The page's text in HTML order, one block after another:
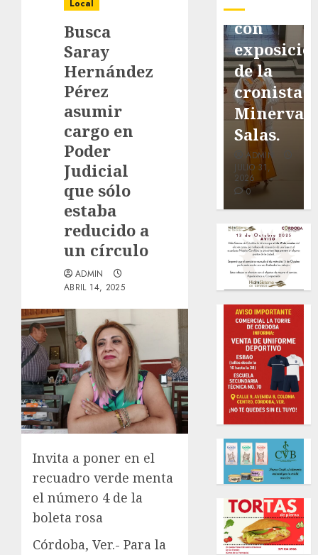
Local
Busca
Saray
Hernández
Pérez
asumir
cargo en
Poder
Judicial
que sólo
estaba
reducido a
un círculo
ADMIN
ABRIL 14, 2025
Invita a poner en el
recuadro verde menta
el número 4 de la
boleta rosa
Córdoba, Ver.- Para la
pavimentación
de San
Marcial
será
mejorada.
Interviene
CASF
ADMIN
JULIO 27,
2026
0
exposición
Antonio
Ruiz
Galindo,
de
nuestra
ciudad.
ADMIN
JULIO 30,
2026
0